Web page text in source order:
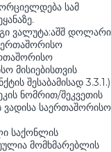
სამ
ვალუტა:აშშ დოლარი
მისიებისთვის
შესაბამისად 3.3.1.)
ნომრით/შეკვეთის
საერთაშორისო
საქონლის
მომხმარებლის